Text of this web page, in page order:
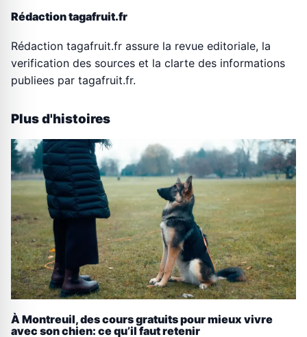
Rédaction tagafruit.fr
Rédaction tagafruit.fr assure la revue editoriale, la
verification des sources et la clarte des informations
publiees par tagafruit.fr.
Plus d'histoires
À Montreuil, des cours gratuits pour mieux vivre
avec son chien: ce qu’il faut retenir